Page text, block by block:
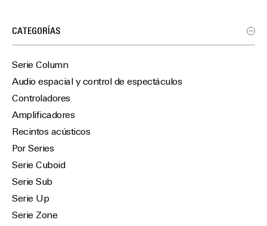
CATEGORÍAS
Serie Column
Audio espacial y control de espectáculos
Controladores
Amplificadores
Recintos acústicos
Por Series
Serie Cuboid
Serie Sub
Serie Up
Serie Zone